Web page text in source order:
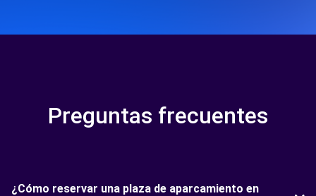
Preguntas frecuentes
¿Cómo reservar una plaza de aparcamiento en